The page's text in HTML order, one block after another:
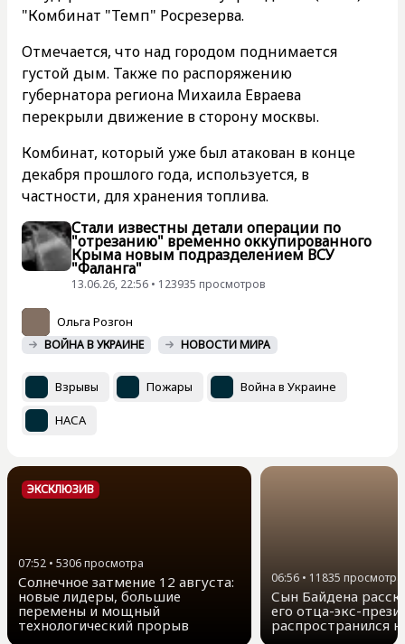
"Комбинат "Темп" Росрезерва.
Отмечается, что над городом поднимается
густой дым. Также по распоряжению
губернатора региона Михаила Евраева
перекрыли движение в сторону москвы.
Комбинат, который уже был атакован в конце
декабря прошлого года, используется, в
частности, для хранения топлива.
Стали известны детали операции по
"отрезанию" временно оккупированного
Крыма новым подразделением ВСУ
"Фаланга"
13.06.26, 22:56 • 123935 просмотров
Ольга Розгон
ВОЙНА В УКРАИНЕ НОВОСТИ МИРА
Взрывы Пожары Война в Украине
НАСА
ЭКСКЛЮЗИВ
07:52 • 5306просмотра
Солнечное затмение 12 августа:
новые лидеры, большие
перемены и мощный
технологический прорыв
06:56 • 11835 просмотра
Сын Байдена
его отца-экс-
распространился